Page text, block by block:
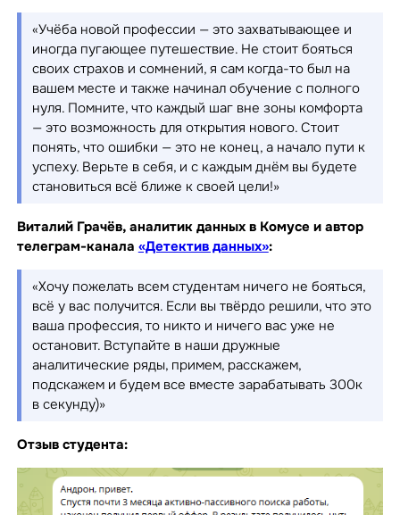
«Учёба новой профессии — это захватывающее и
иногда пугающее путешествие. Не стоит бояться
своих страхов и сомнений, я сам когда-то был на
вашем месте и также начинал обучение с полного
нуля. Помните, что каждый шаг вне зоны комфорта
— это возможность для открытия нового. Стоит
понять, что ошибки — это не конец, а начало пути к
успеху. Верьте в себя, и с каждым днём вы будете
становиться всё ближе к своей цели!»
Виталий Грачёв, аналитик данных в Комусе и автор
телеграм-канала «Детектив данных»:
«Хочу пожелать всем студентам ничего не бояться,
всё у вас получится. Если вы твёрдо решили, что это
ваша профессия, то никто и ничего вас уже не
остановит. Вступайте в наши дружные
аналитические ряды, примем, расскажем,
подскажем и будем все вместе зарабатывать 300к
в секунду)»
Отзыв студента: